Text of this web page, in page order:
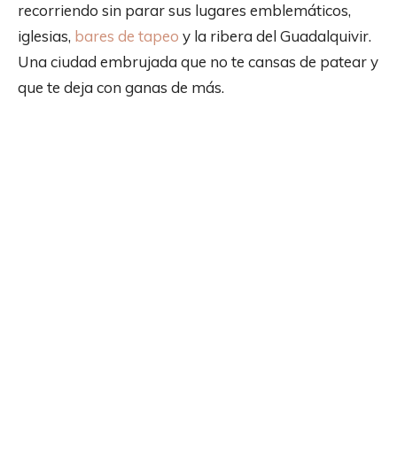
recorriendo sin parar sus lugares emblemáticos,
iglesias, bares de tapeo y la ribera del Guadalquivir.
Una ciudad embrujada que no te cansas de patear y
que te deja con ganas de más.